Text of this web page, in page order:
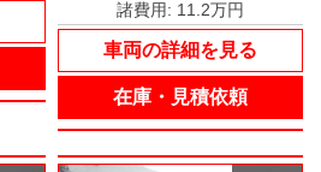
諸費用: 11.2万円
車両の詳細を見る
在庫・見積依頼